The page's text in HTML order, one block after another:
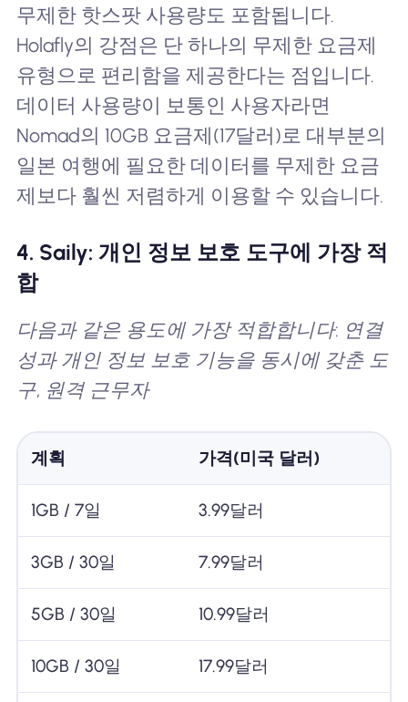
무제한 핫스팟 사용량도 포함됩니다.
Holafly의 강점은 단 하나의 무제한 요금제
유형으로 편리함을 제공한다는 점입니다.
데이터 사용량이 보통인 사용자라면
Nomad의 10GB 요금제(17달러)로 대부분의
일본 여행에 필요한 데이터를 무제한 요금
제보다 훨씬 저렴하게 이용할 수 있습니다.
4. Saily: 개인 정보 보호 도구에 가장 적
합
다음과 같은 용도에 가장 적합합니다: 연결
성과 개인 정보 보호 기능을 동시에 갖춘 도
구, 원격 근무자
계획 가격(미국 달러)
1GB / 7일 3.99달러
3GB / 30일 7.99달러
5GB / 30일 10.99달러
10GB / 30일 17.99달러